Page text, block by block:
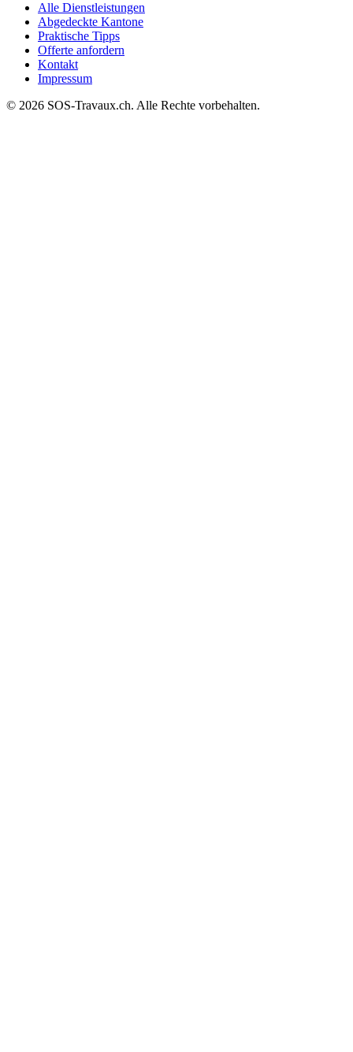
Alle Dienstleistungen
Abgedeckte Kantone
Praktische Tipps
Offerte anfordern
Kontakt
Impressum
© 2026 SOS-Travaux.ch. Alle Rechte vorbehalten.